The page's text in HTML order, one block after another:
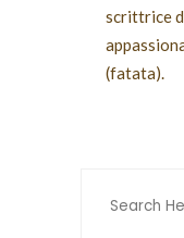
scrittrice
(fatata).